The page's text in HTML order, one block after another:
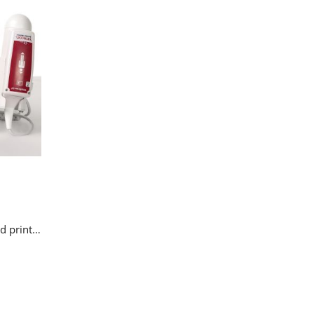
VitaScan PD kontrollenhet med printer (uten probe)